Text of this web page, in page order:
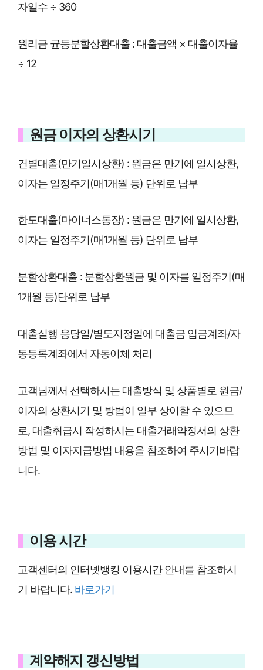
자일수 ÷ 360
원리금 균등분할상환대출 : 대출금액 × 대출이자율
÷ 12
원금 이자의 상환시기
건별대출(만기일시상환) : 원금은 만기에 일시상환,
이자는 일정주기(매1개월 등) 단위로 납부
한도대출(마이너스통장) : 원금은 만기에 일시상환,
이자는 일정주기(매1개월 등) 단위로 납부
분할상환대출 : 분할상환원금 및 이자를 일정주기(매
1개월 등)단위로 납부
대출실행 응당일/별도지정일에 대출금 입금계좌/자
동등록계좌에서 자동이체 처리
고객님께서 선택하시는 대출방식 및 상품별로 원금/
이자의 상환시기 및 방법이 일부 상이할 수 있으므
로, 대출취급시 작성하시는 대출거래약정서의 상환
방법 및 이자지급방법 내용을 참조하여 주시기바랍
니다.
이용 시간
고객센터의 인터넷뱅킹 이용시간 안내를 참조하시
기 바랍니다. 바로가기
계약해지 갱신방법